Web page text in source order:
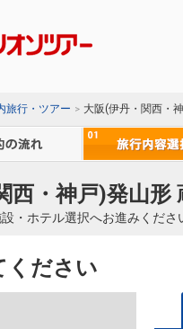
旅行・ツアー 大阪(伊丹・関西・
西・神戸)発山形
・ホテル選択へお進みくださ
ください